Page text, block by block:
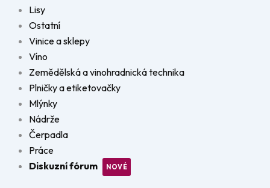
Lisy
Ostatní
Vinice a sklepy
Víno
Zemědělská a vinohradnická technika
Plničky a etiketovačky
Mlýnky
Nádrže
Čerpadla
Práce
Diskuzní fórum